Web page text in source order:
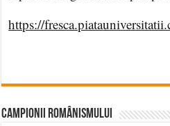
https://
CAMPIONII ROMÂNISMULUI